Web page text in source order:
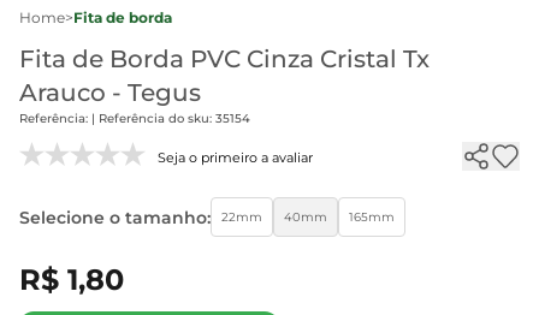
Home>Fita de borda
Fita de Borda PVC Cinza Cristal Tx
Arauco - Tegus
Referência: | Referência do sku: 35154
Seja o primeiro a avaliar
Selecione o tamanho: 22mm 40mm 165mm
R$ 1,80